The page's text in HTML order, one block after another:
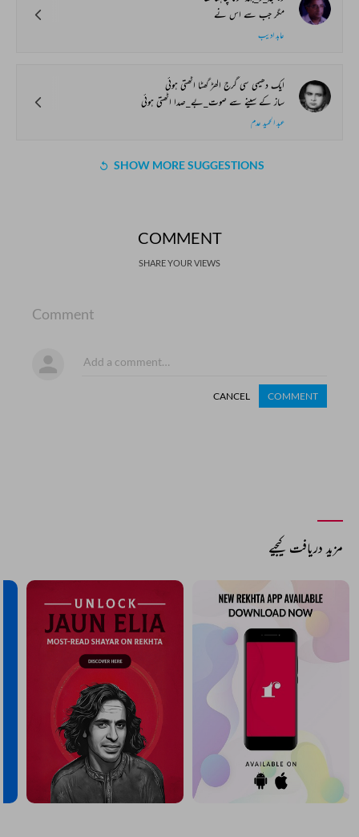
مگر جب سے اس نے
عابد ادیب
ایک دھیمی سی گرج الھڑ گھٹا اٹھتی ہوئی
ساز کے سینے سے صوت_بے_صدا اٹھتی ہوئی
عبد الحمید عدم
SHOW MORE SUGGESTIONS
COMMENT
SHARE YOUR VIEWS
Comment
CANCEL COMMENT
مزید دریافت کیجیے